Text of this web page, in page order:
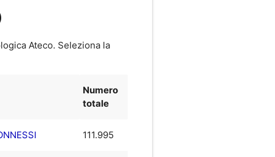
Ateco. Seleziona la
Numero
totale
111.995